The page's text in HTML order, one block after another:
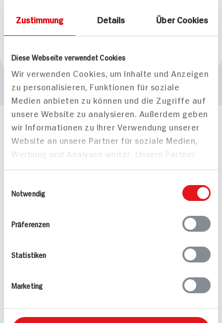
Zustimmung Details Über Cookies
Diese Webseite verwendet Cookies
Wir verwenden Cookies, um Inhalte und Anzeigen
zu personalisieren, Funktionen für soziale
Medien anbieten zu können und die Zugriffe auf
unsere Website zu analysieren. Außerdem geben
wir Informationen zu Ihrer Verwendung unserer
Website an unsere Partner für soziale Medien,
Werbung und Analysen weiter. Unsere Partner
bereitgestellt haben oder die sie im Rahmen
Notwendig
Präferenzen
Statistiken
Marketing
Eigenschaften
BIO HIT
Häufig gestellte Fragen
Mehr Informationen in unserem FAQ
kontakt
hit.de
Freitags: 9 bis 13 Uhr
Sortiment